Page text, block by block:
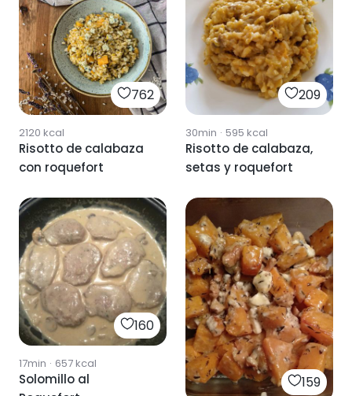
762
2120 kcal
Risotto de calabaza
con roquefort
209
30min · 595 kcal
Risotto de calabaza,
setas y roquefort
160
17min · 657kcal
Solomillo al
159